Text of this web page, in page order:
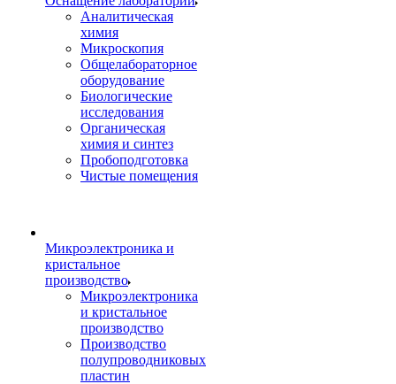
Аналитическая
химия
Микроскопия
Общелабораторное
оборудование
Биологические
исследования
Органическая
химия и синтез
Пробоподготовка
Чистые помещения
Микроэлектроника и
кристальное
производство
Микроэлектроника
и кристальное
производство
Производство
полупроводниковых
пластин